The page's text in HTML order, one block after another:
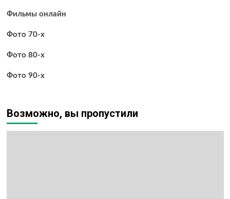
Фильмы онлайн
Фото 70-х
Фото 80-х
Фото 90-х
Возможно, вы пропустили